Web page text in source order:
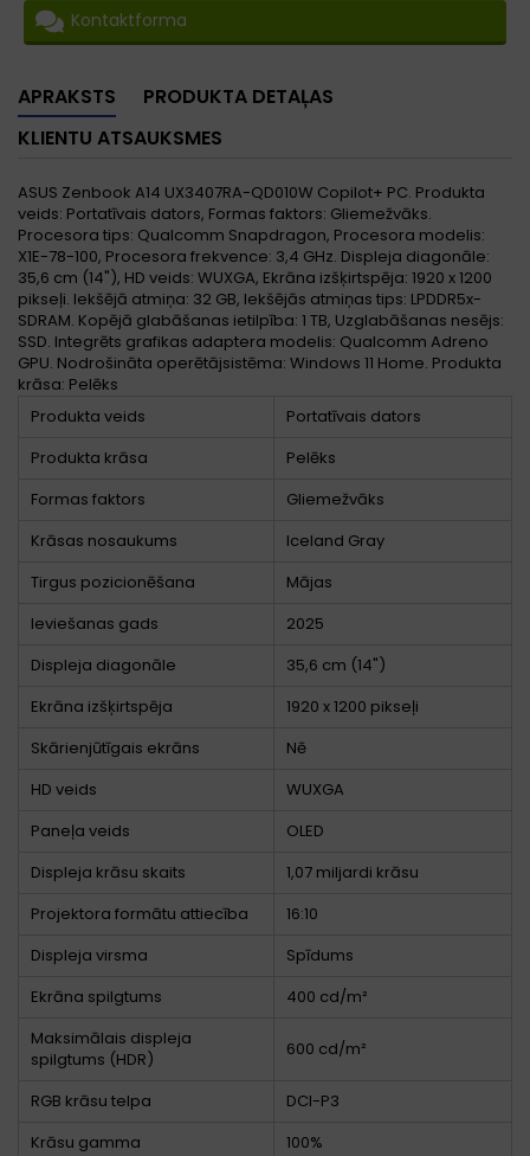
Kontaktforma
APRAKSTS
PRODUKTA DETAĻAS
KLIENTU ATSAUKSMES
ASUS Zenbook A14 UX3407RA-QD010W Copilot+ PC. Produkta
veids: Portatīvais dators, Formas faktors: Gliemežvāks.
Procesora tips: Qualcomm Snapdragon, Procesora modelis:
X1E-78-100, Procesora frekvence: 3,4 GHz. Displeja diagonāle:
35,6 cm (14"), HD veids: WUXGA, Ekrāna izšķirtspēja: 1920 x 1200
pikseļi. Iekšējā atmiņa: 32 GB, Iekšējās atmiņas tips: LPDDR5x-
SDRAM. Kopējā glabāšanas ietilpība: 1 TB, Uzglabāšanas nesējs:
SSD. Integrēts grafikas adaptera modelis: Qualcomm Adreno
GPU. Nodrošināta operētājsistēma: Windows 11 Home. Produkta
krāsa: Pelēks
Produkta veids
Portatīvais dators
Produkta krāsa
Pelēks
Formas faktors
Gliemežvāks
Krāsas nosaukums
Iceland Gray
Tirgus pozicionēšana
Mājas
Ieviešanas gads
2025
Displeja diagonāle
35,6 cm (14")
Ekrāna izšķirtspēja
1920 x 1200 pikseļi
Skārienjūtīgais ekrāns
Nē
HD veids
WUXGA
Paneļa veids
OLED
Displeja krāsu skaits
1,07 miljardi krāsu
Projektora formātu attiecība
16:10
Displeja virsma
Spīdums
Ekrāna spilgtums
400 cd/m²
Maksimālais displeja
spilgtums (HDR)
600 cd/m²
RGB krāsu telpa
DCI-P3
Krāsu gamma
100%